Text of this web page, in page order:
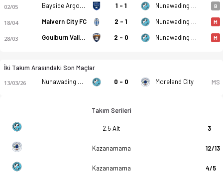
02/05 Bayside Argonauts FC 1 - 1 Nunawading City B
18/04 Malvern City FC 2 - 1 Nunawading City M
28/03 Goulburn Valley Suns 2 - 0 Nunawading City M
İki Takım Arasındaki Son Maçlar
13/03/26 Nunawading City 0 - 0 Moreland City MS
Takım Serileri
2.5 Alt 3
Kazanamama 12/13
Kazanamama 4/5